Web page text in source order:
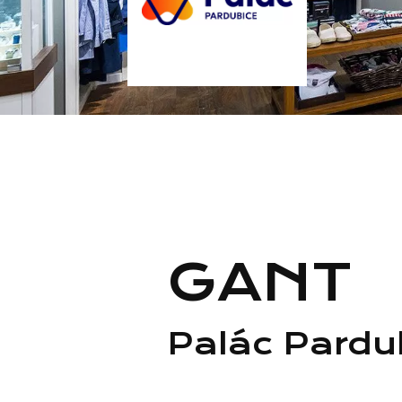
GANT
Palác